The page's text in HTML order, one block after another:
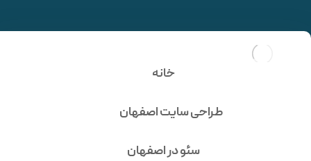
خانه
طراحی سایت اصفهان
سئو در اصفهان
استراتژی طلایی برای انفجار
رتبه سایت!